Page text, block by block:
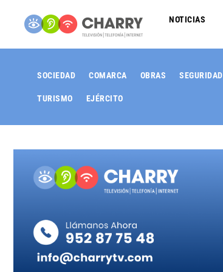
NOTICIAS
SOCIEDAD COMARCA OBRAS SEGURIDAD
TURISMO EJÉRCITO